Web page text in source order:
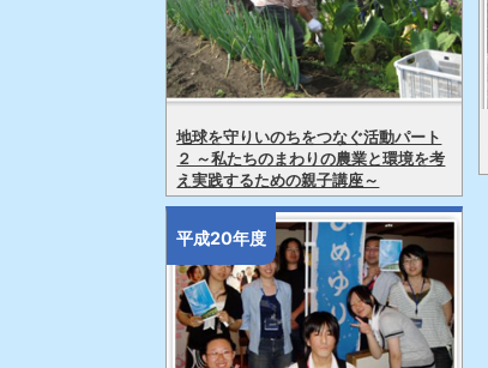
地球を守りいのちをつなぐ活動パート
２ ～私たちのまわりの農業と環境を考
え実践するための親子講座～
平成20年度